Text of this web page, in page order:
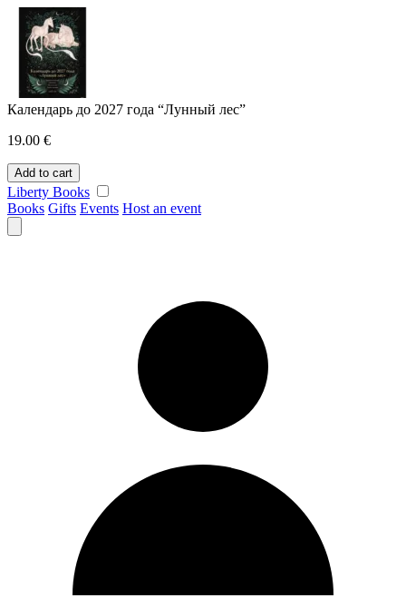
Skip
content
Календарь до 2027 года “Лунный лес”
19.00 €
Календарь
до
2027
года
"Лунный
Add to cart
Liberty Books
Books Gifts Events Host an event